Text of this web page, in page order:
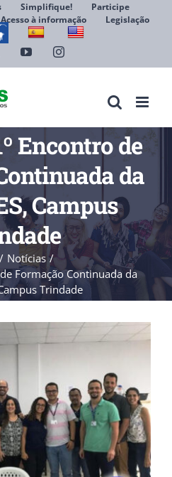
Simplifique!
Participe
Acesso à informação
Legislação
YouTubeInstagram
Encontro de
da
Campus
Notícias
Formação Continuada da
Trindade